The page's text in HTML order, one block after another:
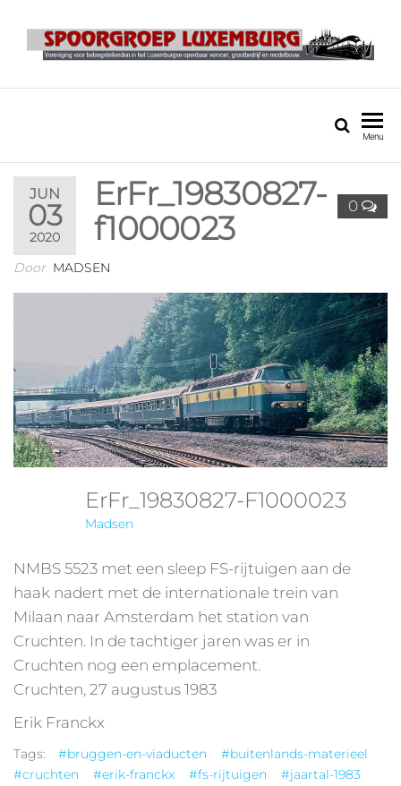
Menu
JUN
03
2020
0
ErFr_19830827-
f1000023
Door MADSEN
ErFr_19830827-F1000023
Madsen
NMBS 5523 met een sleep FS-rijtuigen aan de
haak nadert met de internationale trein van
Milaan naar Amsterdam het station van
Cruchten. In de tachtiger jaren was er in
Cruchten nog een emplacement.
Cruchten, 27 augustus 1983
Erik Franckx
Tags: #bruggen-en-viaducten
#buitenlands-materieel
#cruchten
#erik-franckx #fs-rijtuigen
#jaartal-1983